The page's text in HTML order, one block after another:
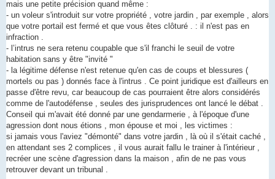
g
n
o
l
u
mais une petite précision quand même :
- un voleur s'introduit sur votre propriété , votre jardin , par exemple , alors
que votre portail est fermé et que vous êtes clôturé . : il n'est pas en
infraction .
- l’intrus ne sera retenu coupable que s'il franchi le seuil de votre
habitation sans y être "invité "
- la légitime défense n'est retenue qu'en cas de coups et blessures (
mortels ou pas ) donnés face à l'intrus . Ce point juridique est d'ailleurs en
passe d'être revu, car beaucoup de cas pourraient être alors considérés
comme de l'autodéfense , seules des jurisprudences ont lancé le débat .
Conseil qui m'avait été donné par une gendarmerie , à l'époque d'une
agression dont nous étions , mon épouse et moi , les victimes :
si jamais vous l'aviez "démonté" dans votre jardin , là où il s'était caché ,
en attendant ses 2 complices , il vous aurait fallu le trainer à l'intérieur ,
recréer une scène d'agression dans la maison , afin de ne pas vous
retrouver devant un tribunal .